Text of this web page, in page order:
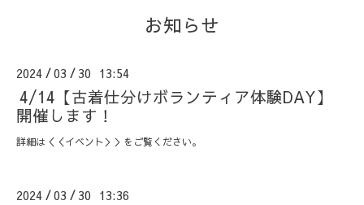
お知らせ
2024 /03 /30 13:54
4/14【古着仕分けボランティア体験DAY】
開催します！
詳細は＜＜イベント＞＞をご覧ください。
2024 /03 /30 13:36